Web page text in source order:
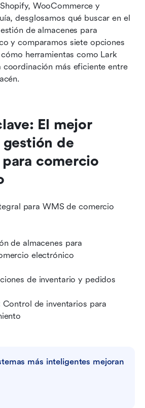
WooCommerce y
desglosamos qué buscar en el
de almacenes para
y comparamos siete opciones
herramientas como Lark
coordinación más eficiente entre
El mejor
gestión de
comercio
para WMS de comercio
de almacenes para
electrónico
de inventario y pedidos
Control de inventarios para
más inteligentes mejoran